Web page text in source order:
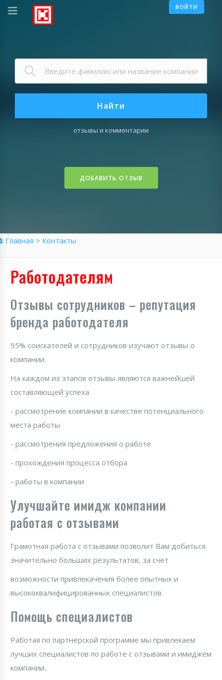
ВОЙТИ
Найти
отзывы и комментарии
ДОБАВИТЬ ОТЗЫВ
Главная > Контакты
Работодателям
Отзывы сотрудников – репутация
бренда работодателя
95% соискателей и сотрудников изучают отзывы о
компании.
На каждом из этапов отзывы являются важнейшей
составляющей успеха.
- рассмотрение компании в качестве потенциального
места работы
- рассмотрения предложения о работе
- прохождения процесса отбора
- работы в компании
Улучшайте имидж компании
работая с отзывами
Грамотная работа с отзывами позволит Вам добиться
значительно больших результатов, за счет
возможности привлекачения более опытных и
высококвалифицированных специалистов.
Помощь специалистов
Работая по партнерской программе мы привлекаем
лучших специалистов по работе с отзывами и имиджем
компании.